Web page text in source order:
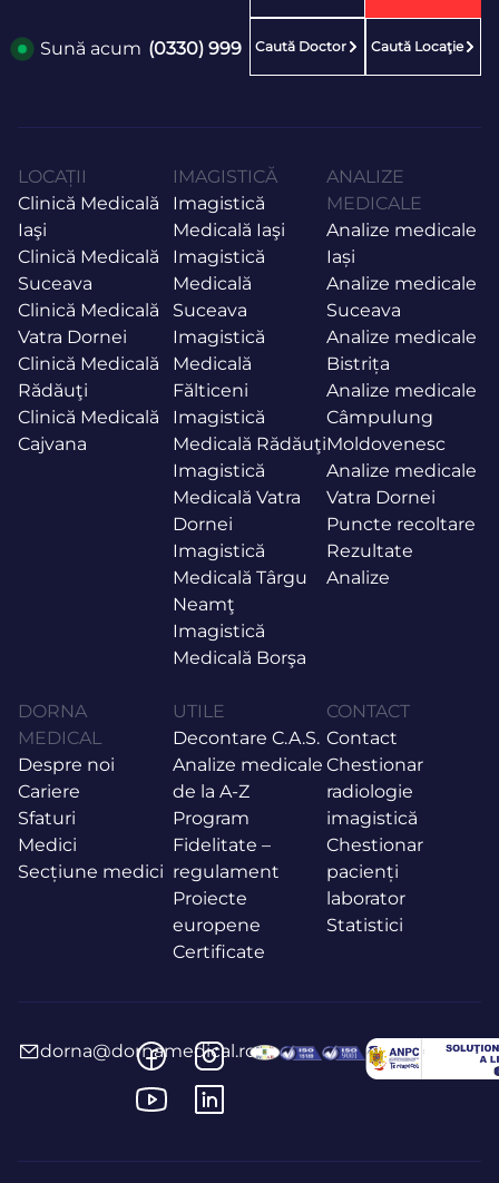
Sună acum (0330) 999 Caută Doctor Caută Locaţie
LOCAȚII
Clinică Medicală
Iaşi
Clinică Medicală
Suceava
Clinică Medicală
Vatra Dornei
Clinică Medicală
Rădăuţi
Clinică Medicală
Cajvana
IMAGISTICĂ
Imagistică
Medicală Iaşi
Imagistică
Medicală
Suceava
Imagistică
Medicală
Fălticeni
Imagistică
Medicală Rădăuţi
Imagistică
Medicală Vatra
Dornei
Imagistică
Medicală Târgu
Neamţ
Imagistică
Medicală Borşa
ANALIZE
MEDICALE
Analize medicale
Iași
Analize medicale
Suceava
Analize medicale
Bistrița
Analize medicale
Câmpulung
Moldovenesc
Analize medicale
Vatra Dornei
Puncte recoltare
Rezultate
Analize
DORNA
MEDICAL
Despre noi
Cariere
Sfaturi
Medici
Secțiune medici
UTILE
Decontare C.A.S.
Analize medicale
de la A-Z
Program
Fidelitate –
regulament
Proiecte
europene
Certificate
CONTACT
Contact
Chestionar
radiologie
imagistică
Chestionar
pacienți
laborator
Statistici
dorna@dornamedical.ro